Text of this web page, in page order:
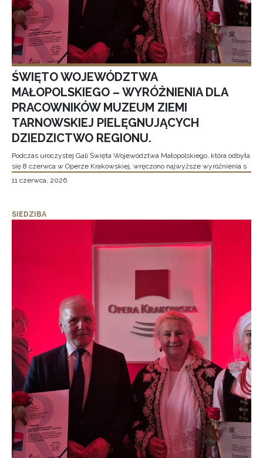
ŚWIĘTO WOJEWÓDZTWA
MAŁOPOLSKIEGO – WYRÓŻNIENIA DLA
PRACOWNIKÓW MUZEUM ZIEMI
TARNOWSKIEJ PIELĘGNUJĄCYCH
DZIEDZICTWO REGIONU.
Podczas uroczystej Gali Święta Województwa Małopolskiego, która odbyła
się 8 czerwca w Operze Krakowskiej, wręczono najwyższe wyróżnienia s
11 czerwca, 2026
SIEDZIBA